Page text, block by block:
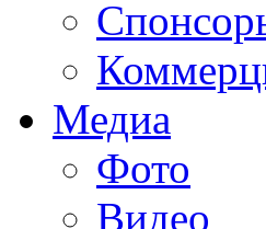
Медиа
Фото
Видео